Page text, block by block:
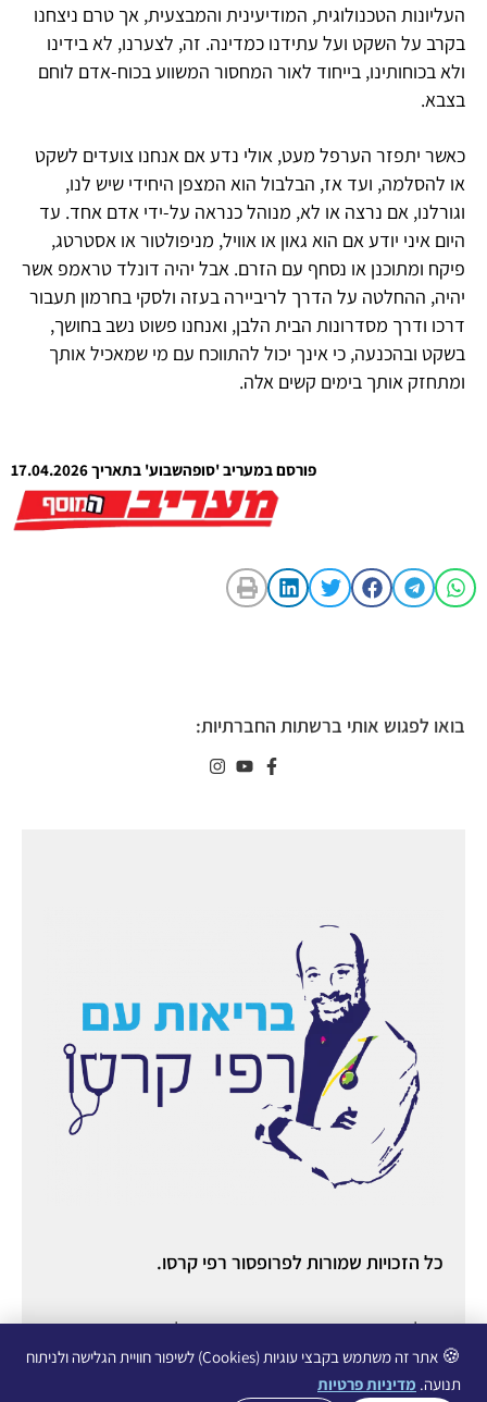
העליונות הטכנולוגית, המודיעינית והמבצעית, אך טרם ניצחנו
בקרב על השקט ועל עתידנו כמדינה. זה, לצערנו, לא בידינו
ולא בכוחותינו, בייחוד לאור המחסור המשווע בכוח-אדם לוחם
בצבא.
כאשר יתפזר הערפל מעט, אולי נדע אם אנחנו צועדים לשקט
או להסלמה, ועד אז, הבלבול הוא המצפן היחידי שיש לנו,
וגורלנו, אם נרצה או לא, מנוהל כנראה על-ידי אדם אחד. עד
היום איני יודע אם הוא גאון או אוויל, מניפולטור או אסטרטג,
פיקח ומתוכנן או נסחף עם הזרם. אבל יהיה דונלד טראמפ אשר
יהיה, ההחלטה על הדרך לריביירה בעזה ולסקי בחרמון תעבור
דרכו ודרך מסדרונות הבית הלבן, ואנחנו פשוט נשב בחושך,
בשקט ובהכנעה, כי אינך יכול להתווכח עם מי שמאכיל אותך
ומתחזק אותך בימים קשים אלה.
פורסם במעריב 'סופהשבוע' בתאריך 17.04.2026
כל הזכויות שמורות לפרופסור רפי קרסו.
ניהול ואחסון אתר:יניב מורוזובסקי○ ניהול תוכן ורשתות
חברתיות:עופרי גליכמן ○הצהרת נגישות○מדיניות פרטיות
בואו לפגוש אותי ברשתות החברתיות:
🍪
אתר זה משתמש בקבצי עוגיות (Cookies) לשיפור חוויית הגלישה ולניתוח
תנועה. מדיניות פרטיות